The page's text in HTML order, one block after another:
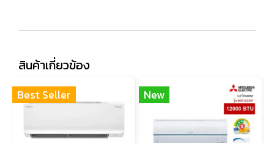
สินค้าเกี่ยวข้อง
Best Seller New